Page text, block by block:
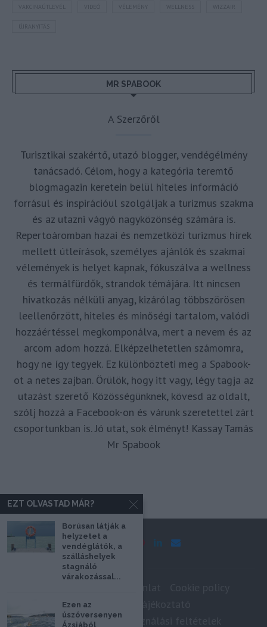
VAKCINAÚTLEVÉL WIZZAIR
ÚJRANYITÁS
MR SPABOOK
A Szerzőről
Turisztikai szakértő, utazó blogger, vendégélmény
tanácsadó. Célom, hogy a kategória teremtő
blogmagazin keretein belül hiteles információ
forrásul és inspirációul szolgáljak a turizmus szakma
és az utazni vágyó nagyközönség számára is.
Repertoáromban hazai és nemzetközi turizmus hírek
mellett útleírások, személyes ajánlók és szakmai
vélemények is helyet kapnak, fókuszálva a wellness
és termálfürdők, strandok témájára. Itt nincsen
hivatkozás nélküli anyag, kizárólag többszörösen
leellenőrzött, hiteles és minőségi tartalom, valódi
hozzáértéssel megkomponálva, mert a nevem és az
arcom adom hozzá. Elképzelhetetlen számomra,
hogy ne így tegyek. Ez különbözteti meg a Spabook-
ot a netes zajban. Örülök, hogy itt vagy, légy tagja az
utazást szerető Közösségünknek, kövesd az oldalt,
szólj hozzá a Facebook-on és várunk szeretettel zárt
csoportunkban is. Jó utat, sok élményt! Kassay Tamás
Mr Spabook
Adatkezelési tájékoztató
Szerzői jogok, felhasználási feltételek
EZT OLVASTAD MÁR?
Borúsan látják a
helyzetet a
vendéglátók, a
szálláshelyek
stagnáló
várakozással...
Ezen az
úszóversenyen
Ázsiából